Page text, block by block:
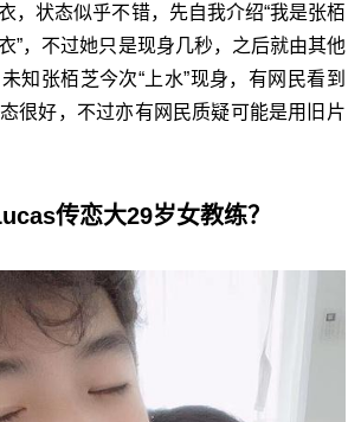
，状态似乎不错，先自我介绍“我是张栢
”，不过她只是现身几秒，之后就由其他
知张栢芝今次“上水”现身，有网民看到
很好，不过亦有网民质疑可能是用旧片
传恋大29岁女教练？